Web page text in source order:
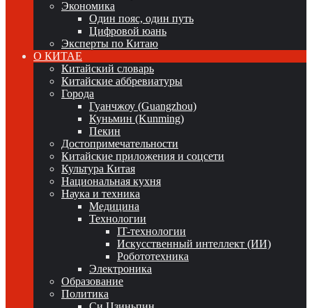
Экономика
Один пояс, один путь
Цифровой юань
Эксперты по Китаю
О КИТАЕ
Китайский словарь
Китайские аббревиатуры
Города
Гуанчжоу (Guangzhou)
Куньмин (Kunming)
Пекин
Достопримечательности
Китайские приложения и соцсети
Культура Китая
Национальная кухня
Наука и техника
Медицина
Технологии
IT-технологии
Искусственный интеллект (ИИ)
Робототехника
Электроника
Образование
Политика